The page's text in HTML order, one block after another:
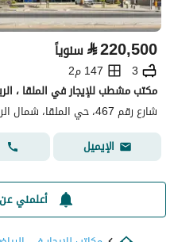
⃁220,500 سنوياً
3
147 م2
مكتب مشطب للإيجار في الملقا ،
شارع رقم 467، حي الملقا، شمال الرياض، الرياض
الإيميل
أعلمني